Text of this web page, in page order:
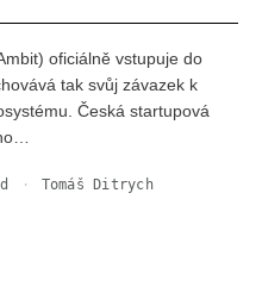
oficiálně vstupuje do
tak svůj závazek k
Česká startupová
· Tomáš Ditrych